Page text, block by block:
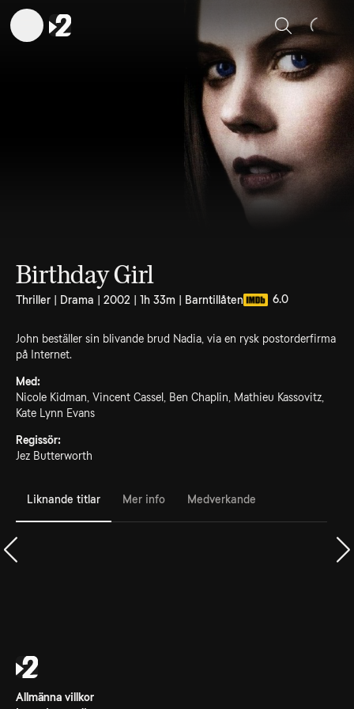
Sök
Birthday Girl
Thriller | Drama | 2002 | 1h 33m | Barntillåten 6.0
John beställer sin blivande brud Nadia, via en rysk postorderfirma
på Internet.
Med:
Nicole Kidman, Vincent Cassel, Ben Chaplin, Mathieu Kassovitz,
Kate Lynn Evans
Regissör:
Jez Butterworth
Liknande titlar Mer info Medverkande
Allmänna villkor